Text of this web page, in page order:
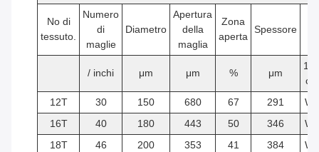
No di
tessuto.
Numero
di
maglie
Diametro
Apertura
della
maglia
Zona
aperta
Spessore
/ inchi μm μm % μm
cm
12T
30 150 680 67 291
Wo
16T
40 180 443 50 346
Wo
18T
46 200 353 41 384
Wo